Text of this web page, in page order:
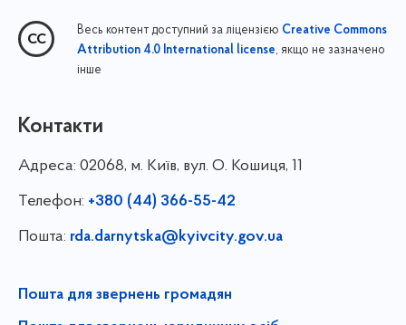
Весь контент доступний за ліцензією Creative Commons
Attribution 4.0 International license, якщо не зазначено
інше
Контакти
Адреса: 02068, м. Київ, вул. О. Кошиця, 11
Телефон: +380 (44) 366-55-42
Пошта: rda.darnytska@kyivcity.gov.ua
Пошта для звернень громадян